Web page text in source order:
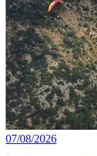
07/08/2026